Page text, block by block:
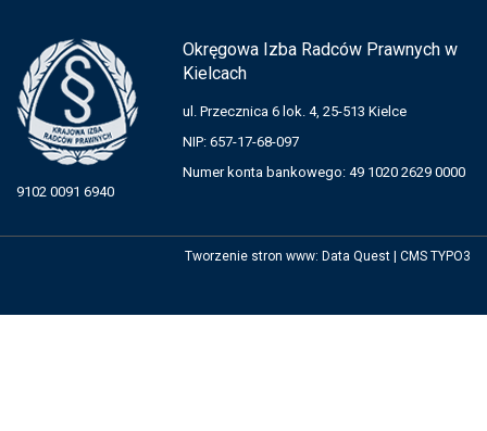
Okręgowa Izba Radców Prawnych w
Kielcach
ul. Przecznica 6 lok. 4, 25-513 Kielce
NIP: 657-17-68-097
Numer konta bankowego: 49 1020 2629 0000
9102 0091 6940
Tworzenie stron www: Data Quest CMS TYPO3